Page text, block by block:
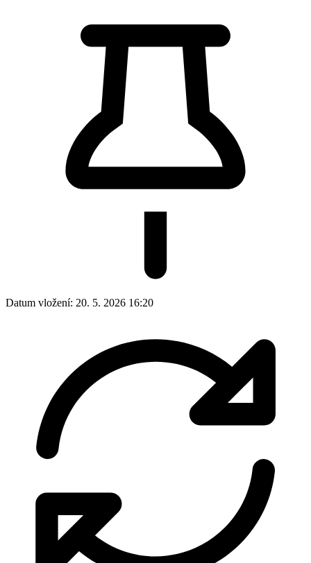
Datum vložení: 20. 5. 2026 16:20